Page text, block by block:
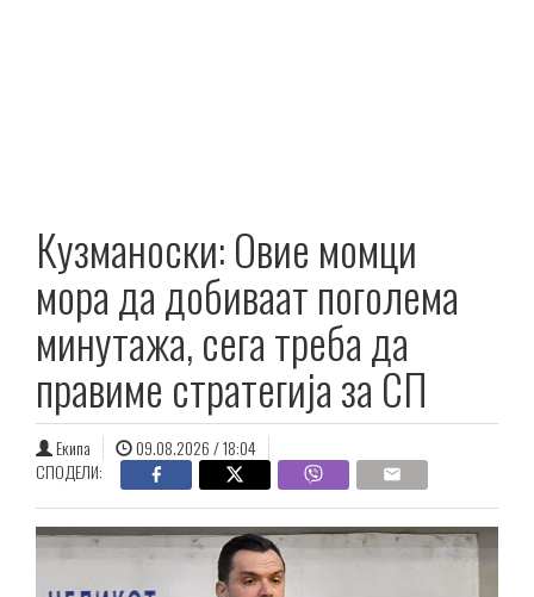
Кузманоски: Овие момци
мора да добиваат поголема
минутажа, сега треба да
правиме стратегија за СП
Екипа
09.08.2026 / 18:04
СПОДЕЛИ: